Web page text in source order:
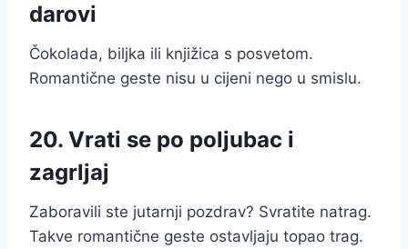
darovi
Čokolada, biljka ili knjižica s posvetom.
Romantične geste nisu u cijeni nego u smislu.
20. Vrati se po poljubac i
zagrljaj
Zaboravili ste jutarnji pozdrav? Svratite natrag.
Takve romantične geste ostavljaju topao trag.